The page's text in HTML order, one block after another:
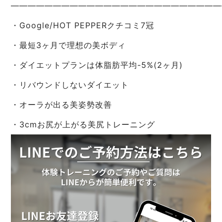
・Google/HOT PEPPERクチコミ7冠
・最短3ヶ月で理想の美ボディ
・ダイエットプランは体脂肪平均-5%(2ヶ月)
・リバウンドしないダイエット
・オーラが出る美姿勢改善
・3cmお尻が上がる美尻トレーニング